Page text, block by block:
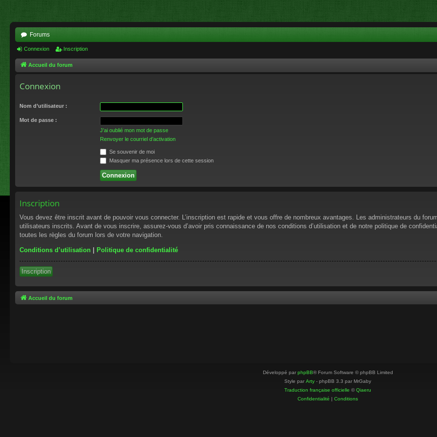
Forums
Connexion Inscription
Accueil du forum
Connexion
Nom d’utilisateur :
Mot de passe :
J’ai oublié mon mot de passe
Renvoyer le courriel d’activation
Se souvenir de moi
Masquer ma présence lors de cette session
Inscription
Vous devez être inscrit avant de pouvoir vous connecter. L’inscription est rapide et vous offre de nombreux avantages. Les administrateurs du
utilisateurs inscrits. Avant de vous inscrire, assurez-vous d’avoir pris connaissance de nos conditions d’utilisation et de notre politique de
toutes les règles du forum lors de votre navigation.
Conditions d’utilisation | Politique de confidentialité
Inscription
Accueil du forum
Développé par phpBB® Forum Software © phpBB Limited
Style par Arty - phpBB 3.3 par MrGaby
Traduction française officielle ©Qiaeru
Confidentialité | Conditions